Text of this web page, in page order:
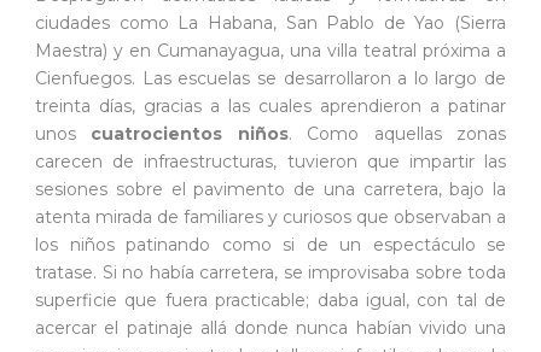
ciudades como La Habana, San Pablo de Yao (Sierra
Maestra) y en Cumanayagua, una villa teatral próxima a
Cienfuegos. Las escuelas se desarrollaron a lo largo de
treinta días, gracias a las cuales aprendieron a patinar
unos cuatrocientos niños. Como aquellas zonas
carecen de infraestructuras, tuvieron que impartir las
sesiones sobre el pavimento de una carretera, bajo la
atenta mirada de familiares y curiosos que observaban a
los niños patinando como si de un espectáculo se
tratase. Si no había carretera, se improvisaba sobre toda
superficie que fuera practicable; daba igual, con tal de
acercar el patinaje allá donde nunca habían vivido una